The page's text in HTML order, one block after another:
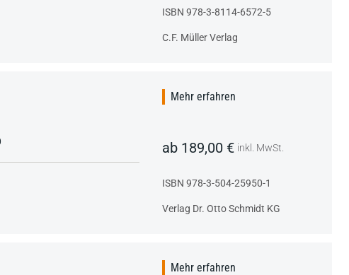
ISBN 978-3-8114-6572-5
C.F. Müller Verlag
Mehr erfahren
ab 189,00 € inkl. MwSt.
ISBN 978-3-504-25950-1
Verlag Dr. Otto Schmidt KG
Mehr erfahren